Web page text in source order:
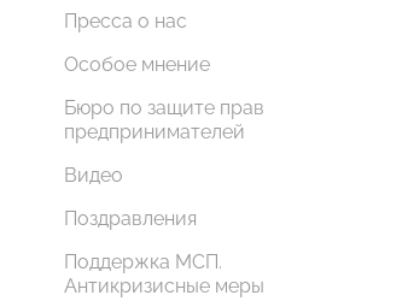
Пресса о нас
Особое мнение
Бюро по защите прав
предпринимателей
Видео
Поздравления
Поддержка МСП.
Антикризисные меры